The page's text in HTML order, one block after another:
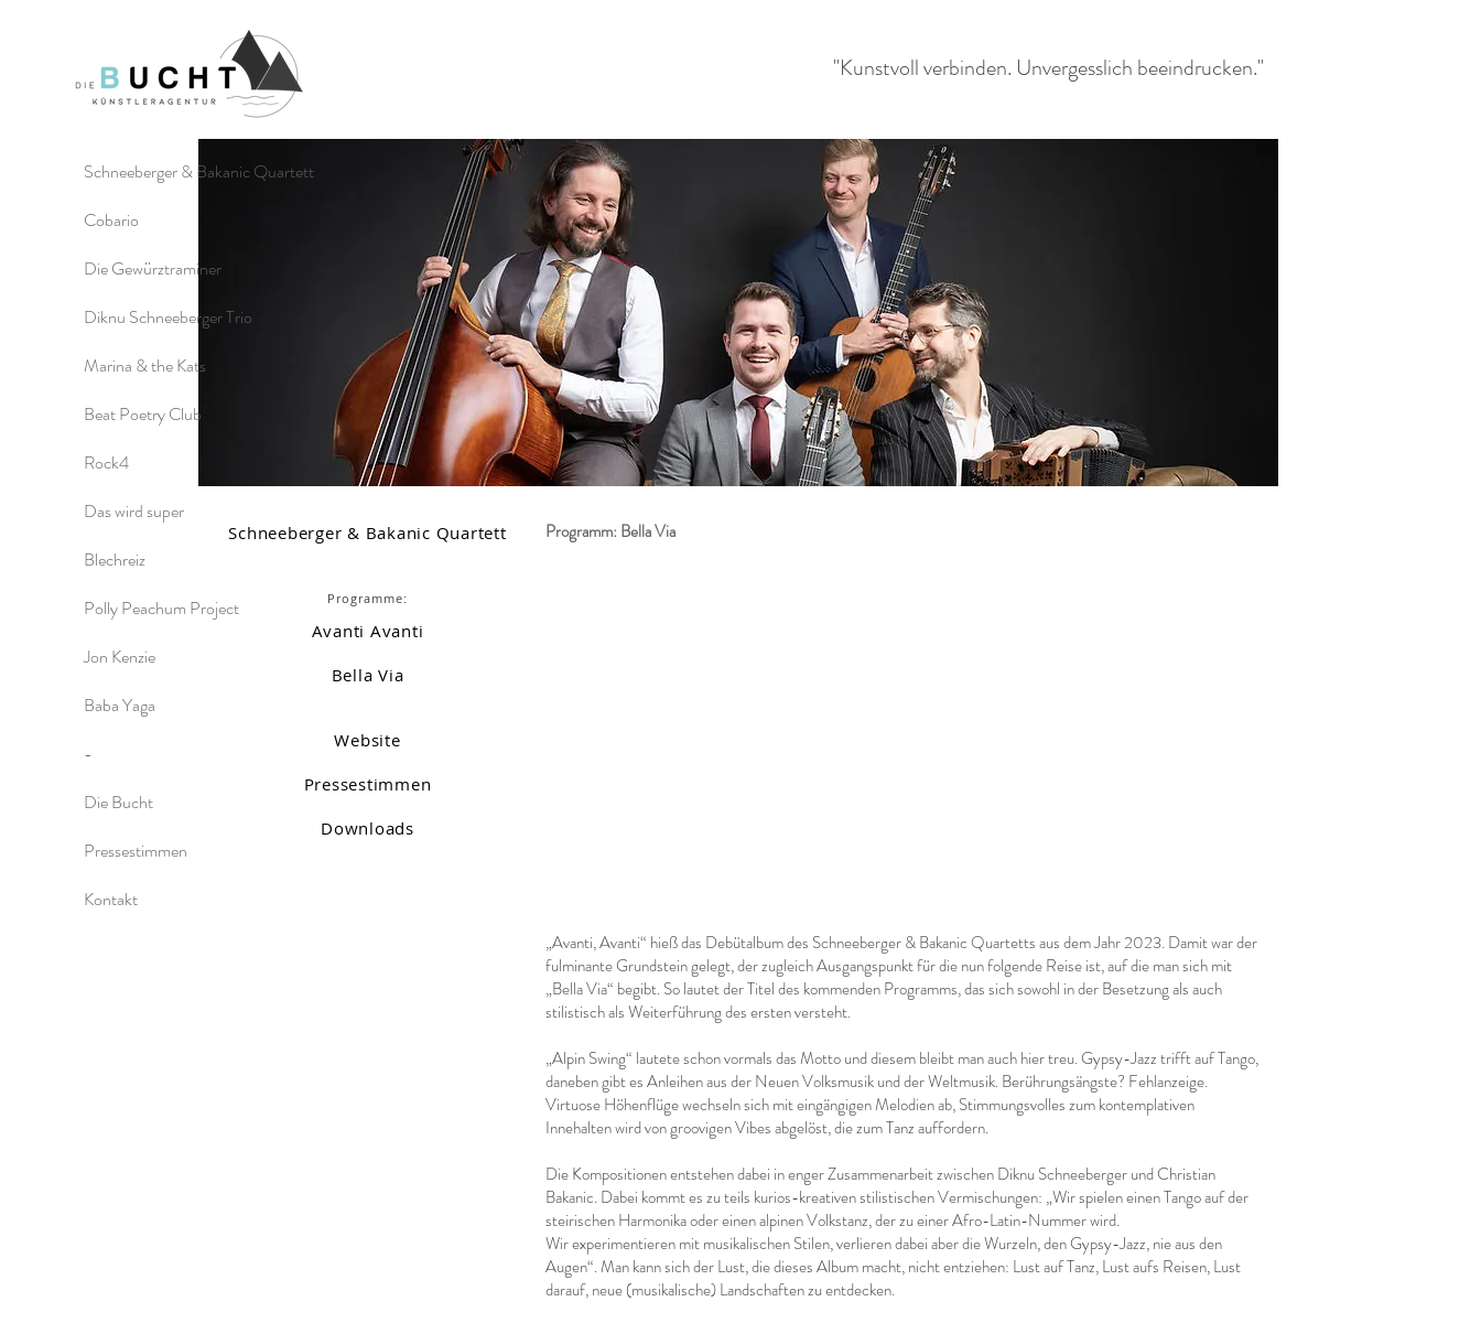
Schneeberger & Bakanic Quartett
Cobario
Die Gewürztraminer
Diknu Schneeberger Trio
Marina & the Kats
Beat Poetry Club
Rock4
Das wird super
Blechreiz
Polly Peachum Project
Jon Kenzie
Baba Yaga
-
Die Bucht
Pressestimmen
Kontakt
"Kunstvoll verbinden. Unvergesslich beeindrucken."
Schneeberger & Bakanic Quartett
Programme:
Avanti Avanti
Bella Via
Website
Pressestimmen
Downloads
Programm: Bella Via
„Avanti, Avanti“ hieß das Debütalbum des Schneeberger & Bakanic Quartetts aus dem Jahr 2023. Damit war der
fulminante Grundstein gelegt, der zugleich Ausgangspunkt für die nun folgende Reise ist, auf die man sich mit
„Bella Via“ begibt. So lautet der Titel des kommenden Programms, das sich sowohl in der Besetzung als auch
stilistisch als Weiterführung des ersten versteht.
„Alpin Swing“ lautete schon vormals das Motto und diesem bleibt man auch hier treu. Gypsy-Jazz trifft auf Tango,
daneben gibt es Anleihen aus der Neuen Volksmusik und der Weltmusik. Berührungsängste? Fehlanzeige.
Virtuose Höhenflüge wechseln sich mit eingängigen Melodien ab, Stimmungsvolles zum kontemplativen
Innehalten wird von groovigen Vibes abgelöst, die zum Tanz auffordern.
Die Kompositionen entstehen dabei in enger Zusammenarbeit zwischen Diknu Schneeberger und Christian
Bakanic. Dabei kommt es zu teils kurios-kreativen stilistischen Vermischungen: „Wir spielen einen Tango auf der
steirischen Harmonika oder einen alpinen Volkstanz, der zu einer Afro-Latin-Nummer wird.
Wir experimentieren mit musikalischen Stilen, verlieren dabei aber die Wurzeln, den Gypsy-Jazz, nie aus den
Augen“. Man kann sich der Lust, die dieses Album macht, nicht entziehen: Lust auf Tanz, Lust aufs Reisen, Lust
darauf, neue (musikalische) Landschaften zu entdecken.